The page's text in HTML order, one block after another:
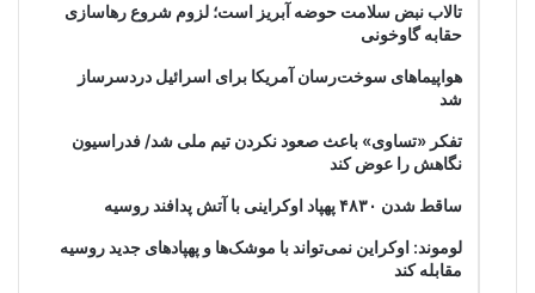
تالاب نبض سلامت حوضه آبریز است؛ لزوم شروع رهاسازی
حقابه گاوخونی
هواپیماهای سوخت‌رسان آمریکا برای اسرائیل دردسرساز
شد
تفکر «تساوی» باعث صعود نکردن تیم ملی شد/ فدراسیون
نگاهش را عوض کند
ساقط شدن ۴۸۳۰ پهپاد اوکراینی با آتش پدافند روسیه
لوموند: اوکراین نمی‌تواند با موشک‌ها و پهپادهای جدید روسیه
مقابله کند